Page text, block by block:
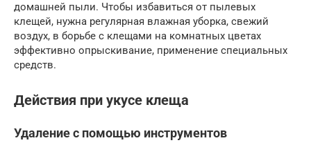
домашней пыли. Чтобы избавиться от пылевых
клещей, нужна регулярная влажная уборка, свежий
воздух, в борьбе с клещами на комнатных цветах
эффективно опрыскивание, применение специальных
средств.
Действия при укусе клеща
Удаление с помощью инструментов